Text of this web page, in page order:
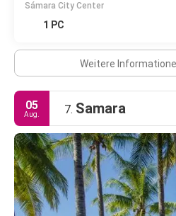
Sámara City Center
1 PC
Weitere
05
Aug. 7. Samara